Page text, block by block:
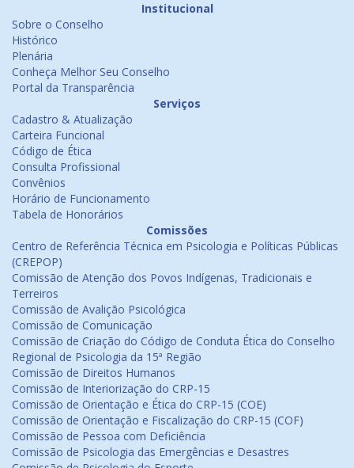
Institucional
Sobre o Conselho
Histórico
Plenária
Conheça Melhor Seu Conselho
Portal da Transparência
Serviços
Cadastro & Atualização
Carteira Funcional
Código de Ética
Consulta Profissional
Convênios
Horário de Funcionamento
Tabela de Honorários
Comissões
Centro de Referência Técnica em Psicologia e Políticas Públicas
(CREPOP)
Comissão de Atenção dos Povos Indígenas, Tradicionais e
Terreiros
Comissão de Avalição Psicológica
Comissão de Comunicação
Comissão de Criação do Código de Conduta Ética do Conselho
Regional de Psicologia da 15ª Região
Comissão de Direitos Humanos
Comissão de Interiorização do CRP-15
Comissão de Orientação e Ética do CRP-15 (COE)
Comissão de Orientação e Fiscalização do CRP-15 (COF)
Comissão de Pessoa com Deficiência
Comissão de Psicologia das Emergências e Desastres